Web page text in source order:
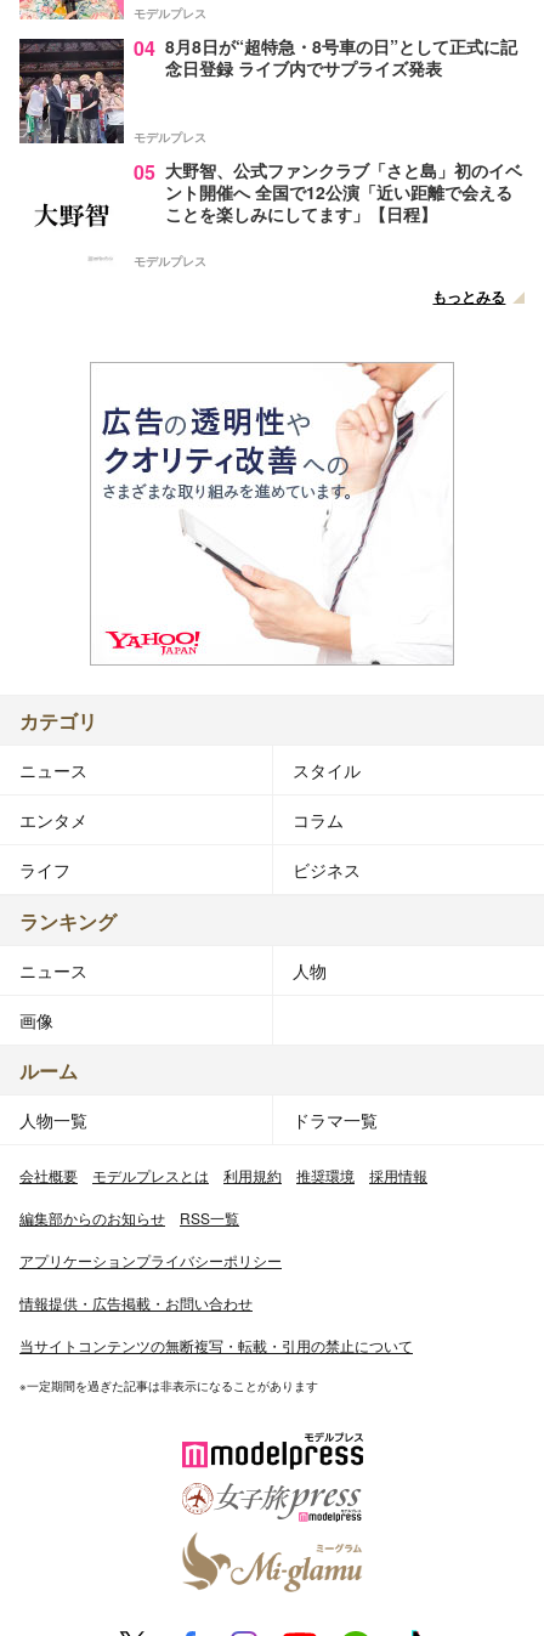
モデルプレス
04 8月8日が“超特急・8号車の日”として正式に記
念日登録 ライブ内でサプライズ発表
モデルプレス
05 大野智、公式ファンクラブ「さと島」初のイベ
ント開催へ 全国で12公演「近い距離で会える
ことを楽しみにしてます」【日程】
モデルプレス
もっとみる
カテゴリ
ニュース スタイル
エンタメ コラム
ライフ ビジネス
ランキング
ニュース 人物
画像
ルーム
人物一覧 ドラマ一覧
会社概要 モデルプレスとは 利用規約 推奨環境 採用情報
編集部からのお知らせ RSS一覧
アプリケーションプライバシーポリシー
情報提供・広告掲載・お問い合わせ
当サイトコンテンツの無断複写・転載・引用の禁止について
※一定期間を過ぎた記事は非表示になることがあります